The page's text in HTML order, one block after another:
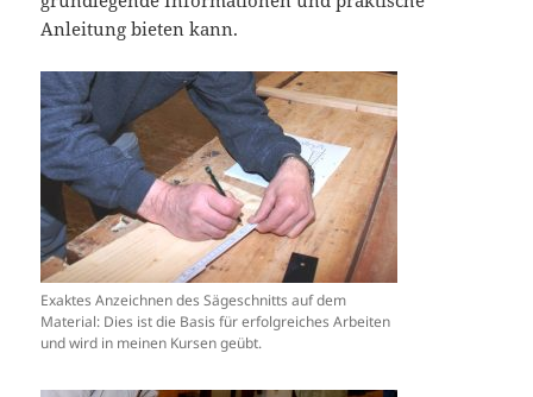
Anleitung bieten kann.
Exaktes Anzeichnen des Sägeschnitts auf dem
Material: Dies ist die Basis für erfolgreiches Arbeiten
und wird in meinen Kursen geübt.